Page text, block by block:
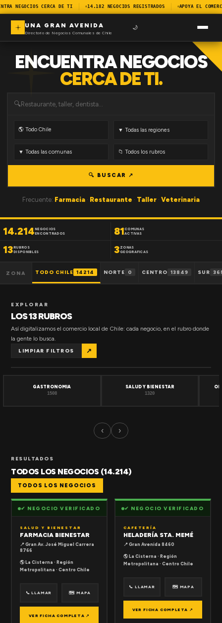
NEGOCIOS CERCA DE TI 14.182 NEGOCIOS REGISTRADOS APOYA EL
UNA GRAN AVENIDA
Directorio de Negocios Comunales de Chile
🌙
ENCUENTRA NEGOCIOS
CERCA DE TI.
🔍
🔍 BUSCAR ↗
Frecuente: Farmacia · Restaurante · Taller · Veterinaria
14.214NEGOCIOS
ENCONTRADOS
81 COMUNAS
ACTIVAS
13RUBROS
DISPONIBLES
3 ZONAS
GEOGRAFICAS
ZONA TODO CHILE 14214 NORTE 0 CENTRO 13849 SUR
EXPLORAR
LOS 13 RUBROS
Así digitalizamos el comercio local de Chile: cada negocio, en el rubro donde
la gente lo busca.
LIMPIAR FILTROS ↗
GASTRONOMIA
1508
SALUD Y BIENESTAR
1320
‹ ›
RESULTADOS
TODOS LOS NEGOCIOS (14.214)
TODOS LOS NEGOCIOS
✔ NEGOCIO VERIFICADO
SALUD Y BIENESTAR
FARMACIA BIENESTAR
📍 Gran Av. José Miguel Carrera
8766
🌎 La Cisterna · Región
Metropolitana · Centro Chile
📞 LLAMAR 🗺 MAPA
VER FICHA COMPLETA ↗
✔ NEGOCIO VERIFICADO
CAFETERÍA
HELADERÍA STA. MEMÉ
📍 Gran Avenida 8460
🌎 La Cisterna · Región
Metropolitana · Centro Chile
📞 LLAMAR 🗺 MAPA
VER FICHA COMPLETA ↗